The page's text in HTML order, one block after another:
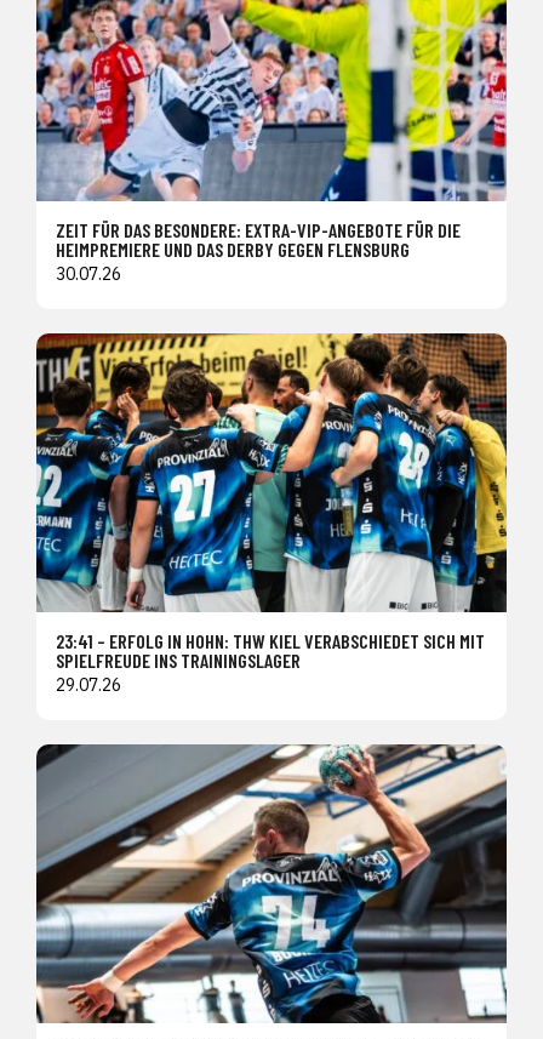
ZEIT FÜR DAS BESONDERE: EXTRA-VIP-ANGEBOTE FÜR DIE
HEIMPREMIERE UND DAS DERBY GEGEN FLENSBURG
30.07.26
23:41 – ERFOLG IN HOHN: THW KIEL VERABSCHIEDET SICH MIT
SPIELFREUDE INS TRAININGSLAGER
29.07.26